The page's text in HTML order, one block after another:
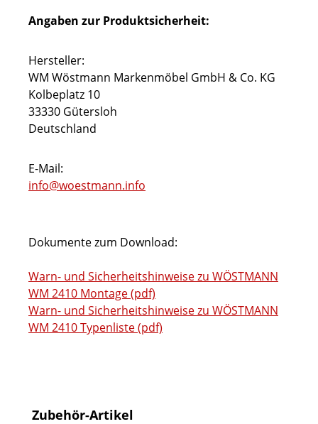
Angaben zur Produktsicherheit:
Hersteller:
WM Wöstmann Markenmöbel GmbH & Co. KG
Kolbeplatz 10
33330 Gütersloh
Deutschland
E-Mail:
info@woestmann.info
Dokumente zum Download:
Warn- und Sicherheitshinweise zu WÖSTMANN
WM 2410 Montage (pdf)
Warn- und Sicherheitshinweise zu WÖSTMANN
WM 2410 Typenliste (pdf)
Produktgalerie überspringen
Zubehör-Artikel